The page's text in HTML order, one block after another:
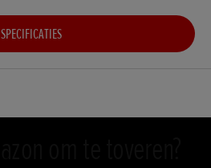
SPECIFICATIES